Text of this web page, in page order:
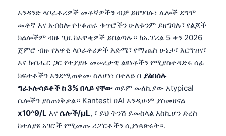
አንዳንድ ላቦራቶሪዎች መቶኛዎችን ብቻ ይዘግባሉ፣ ሌሎች ደግሞ
መቶኛ እና አብስሎ የተቆጠሩ ቁጥሮችን ሁለቱንም ይዘግባሉ፣ የልጆች
ክልሎችም ብዙ ጊዜ ከአዋቂዎች ይበልጣሉ። ከኤፕሪል 5 ቀን 2026
ጀምሮ ብዙ የአዋቂ ላቦራቶሪዎች እድሜ፣ የማጨስ ሁኔታ፣ እርግዝና፣
እና ከብሔር ጋር የተያያዙ መሠረታዊ ልዩነቶችን የሚያስተዳድሩ ሰፊ
ክፍተቶችን እንደሚጠቀሙ ስለሆነ፣ በተለይ በ ያልበሰሉ
ግራኑሎሳይቶች ከ 3% በላይ ናቸውወይም መለኪያው አtypical
ሴሎችን ያስጠነቅቃል። Kantesti በAI እንዲሁም ያስመዘናል
x10^9/L እና ሴሎች/µL, ፣ ይህ ትንሽ ይመስላል እስኪሆን ድረስ
ከተለያዩ አገሮች የሚመጡ ሪፖርቶችን ሲያነጻጽሩት።.